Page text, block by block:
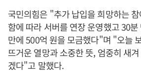
국민의힘은 "추가 납입을 희망하는
함에 따라 서버를 연장 운영했고 30
만에 500억 원을 모금했다"며 "오늘
뜨거운 열망과 소중한 뜻, 엄중히 새
겠다"고 말했다.